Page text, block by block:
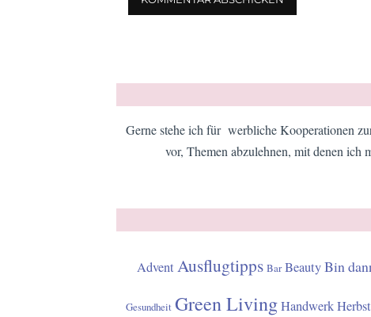
Gerne stehe ich für werbliche Kooperationen
vor, Themen abzulehnen, mit denen
Advent Ausflugtipps Bar Beauty Bin
Gesundheit Green Living Handwerk Herbst